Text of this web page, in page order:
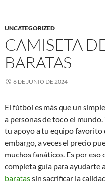
UNCATEGORIZED
CAMISETA
BARATAS
6 DE JUNIO DE 2024
El fútbol es más que un
a personas de todo el
tu apoyo a tu equipo favorito
embargo, a veces el precio
muchos fanáticos. Es por
completa guía para ayudarte
baratassin sacrificar la